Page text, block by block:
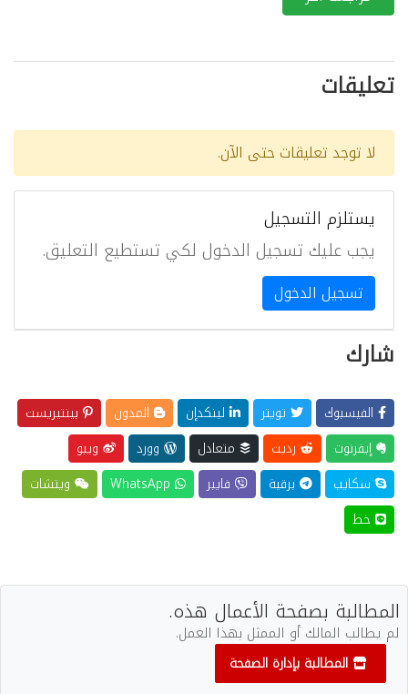
تعليقات
لا توجد تعليقات حتى الآن.
يستلزم التسجيل
يجب عليك تسجيل الدخول لكي تستطيع التعليق.
تسجيل الدخول
شارك
الفيسبوك تويتر لينكدإن المدون
بينتيريست
إيفرنوت
رديت متعادل وورد
ويبو
سكايب
برقية فايبر
ويتشات
خط
المطالبة بصفحة الأعمال هذه.
لم يطالب المالك أو الممثل بهذا العمل.
المطالبة بإدارة الصفحة